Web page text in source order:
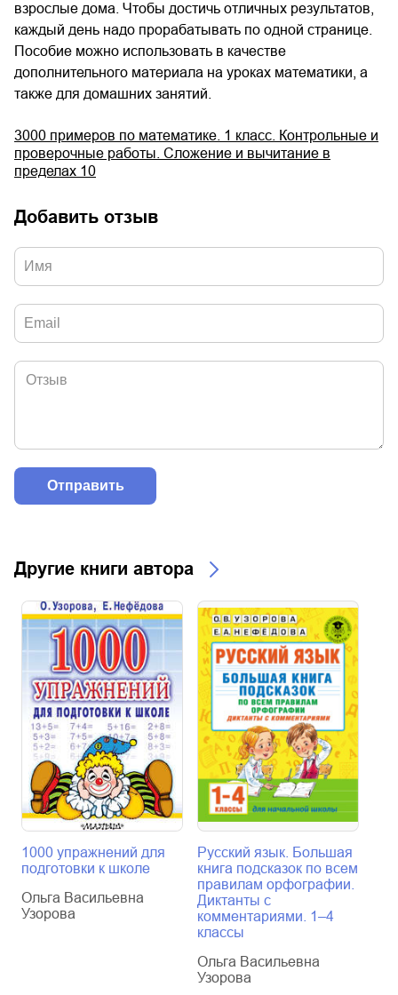
взрослые дома. Чтобы достичь отличных результатов,
каждый день надо прорабатывать по одной странице.
Пособие можно использовать в качестве
дополнительного материала на уроках математики, а
также для домашних занятий.
3000 примеров по математике. 1 класс. Контрольные и
проверочные работы. Сложение и вычитание в
пределах 10
Добавить отзыв
Другие книги автора
1000 упражнений для
подготовки к школе
Ольга Васильевна
Узорова
Русский язык. Большая
книга подсказок по всем
правилам орфографии.
Диктанты с
комментариями. 1–4
классы
Ольга Васильевна
Узорова